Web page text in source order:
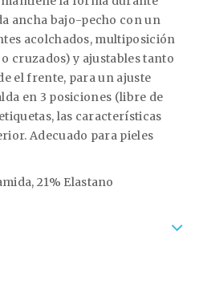
ancha bajo-pecho con un
acolchados, multiposición
cruzados) y ajustables tanto
el frente, para un ajuste
en 3 posiciones (libre de
las características
Adecuado para pieles
21% Elastano